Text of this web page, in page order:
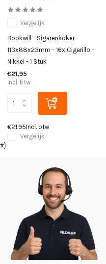
Vergelijk
Bookwill - Sigarenkoker -
113x88x23mm - 16x Cigarillo -
Nikkel - 1 Stuk
€21,95
Incl. btw
€21,95Incl. btw
Vergelijk
#}